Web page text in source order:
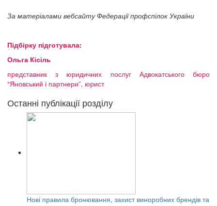
За матеріалами вебсайту Федерації профспілок України
Підбірку підготувала:
Ольга Кісіль
представник з юридичних послуг Адвокатського бюро
“Яновський і партнери”, юрист
Останні публікації розділу
Нові правила бронювання, захист виноробних брендів та